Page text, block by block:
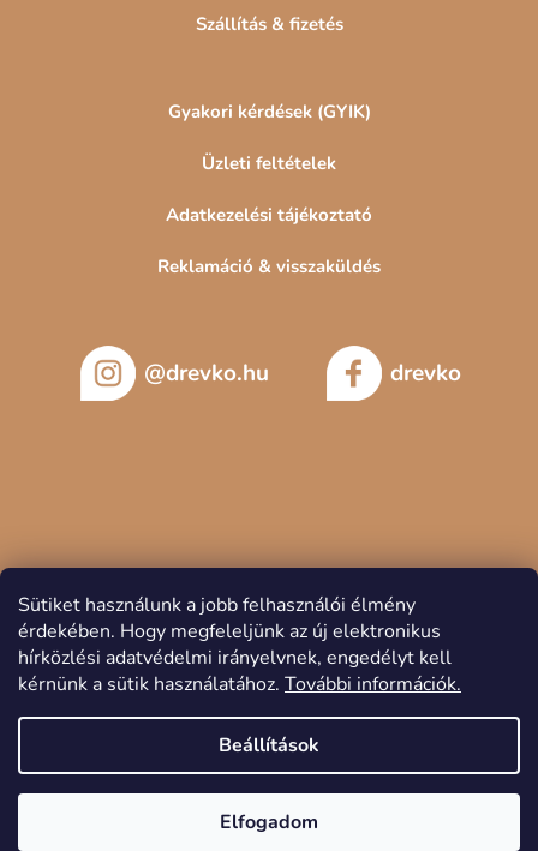
Sütiket használunk a jobb felhasználói élmény
érdekében. Hogy megfeleljünk az új elektronikus
hírközlési adatvédelmi irányelvnek, engedélyt kell
kérnünk a sütik használatához. További információk.
Beállítások
Elfogadom
Szállítás & fizetés
Gyakori kérdések (GYIK)
Üzleti feltételek
Adatkezelési tájékoztató
Reklamáció & visszaküldés
@drevko.hu drevko
Shoptet készítette